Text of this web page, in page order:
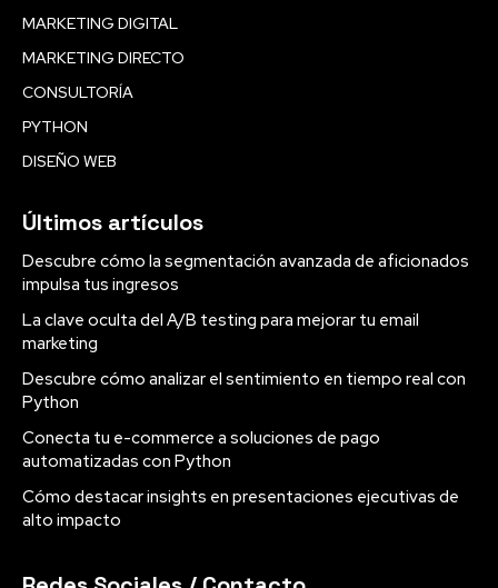
MARKETING DIGITAL
MARKETING DIRECTO
CONSULTORÍA
PYTHON
DISEÑO WEB
Últimos artículos
Descubre cómo la segmentación avanzada de aficionados
impulsa tus ingresos
La clave oculta del A/B testing para mejorar tu email
marketing
Descubre cómo analizar el sentimiento en tiempo real con
Python
Conecta tu e-commerce a soluciones de pago
automatizadas con Python
Cómo destacar insights en presentaciones ejecutivas de
alto impacto